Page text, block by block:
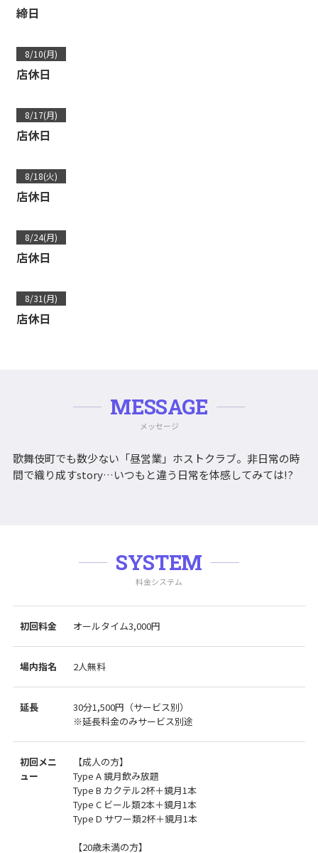
締日
8/10(月)
店休日
8/17(月)
店休日
8/18(火)
店休日
8/24(月)
店休日
8/31(月)
店休日
MESSAGE
メッセージ
歌舞伎町でも数少ない「昼営業」ホストクラブ。非日常の時
間で織り成すstory…いつもと違う日常を体感してみては!?
SYSTEM
料金システム
初回料金 オールタイム3,000円
場内指名 2人無料
延長
30分1,500円（サービス別）
※延長料金のみサービス別途
初回メニ
ュー
【成人の方】
Type A 鏡月飲み放題
Type B カクテル2杯＋鏡月1本
Type C ビール類2本＋鏡月1本
Type D サワー類2杯＋鏡月1本
【20歳未満の方】